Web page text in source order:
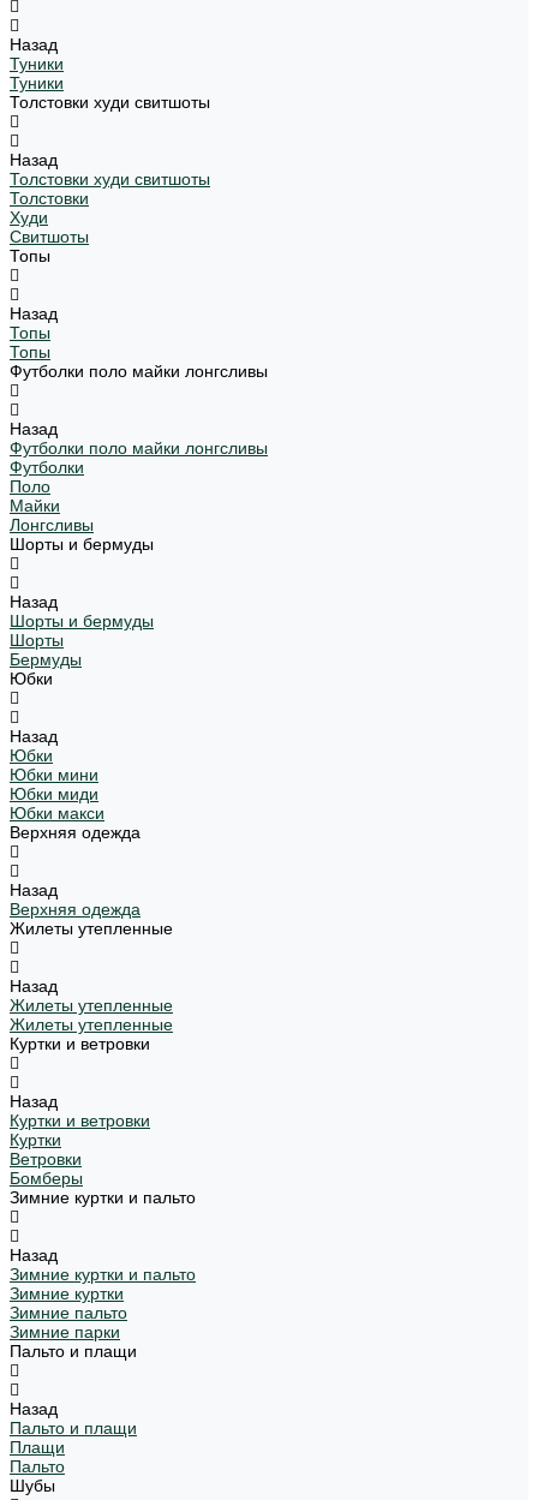
Назад
Туники
Туники
Толстовки худи свитшоты
Назад
Толстовки худи свитшоты
Толстовки
Худи
Свитшоты
Топы
Назад
Топы
Топы
Футболки поло майки лонгсливы
Назад
Футболки поло майки лонгсливы
Футболки
Поло
Майки
Лонгсливы
Шорты и бермуды
Назад
Шорты и бермуды
Шорты
Бермуды
Юбки
Назад
Юбки
Юбки мини
Юбки миди
Юбки макси
Верхняя одежда
Назад
Верхняя одежда
Жилеты утепленные
Назад
Жилеты утепленные
Жилеты утепленные
Куртки и ветровки
Назад
Куртки и ветровки
Куртки
Ветровки
Бомберы
Зимние куртки и пальто
Назад
Зимние куртки и пальто
Зимние куртки
Зимние пальто
Зимние парки
Пальто и плащи
Назад
Пальто и плащи
Плащи
Пальто
Шубы